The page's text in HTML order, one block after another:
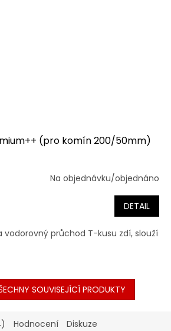
(pro komín 200/50mm)
Na objednávku/objednáno
DETAIL
vodorovný průchod T-kusu zdí, slouží
SOUVISEJÍCÍ PRODUKTY
Hodnocení Diskuze